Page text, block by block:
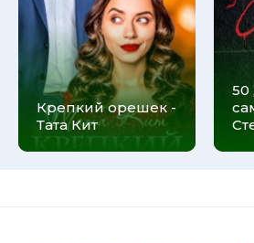
Крепкий орешек -
Тата Кит
50